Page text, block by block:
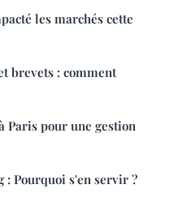
les marchés cette
brevets : comment
Paris pour une gestion
Pourquoi s'en servir ?